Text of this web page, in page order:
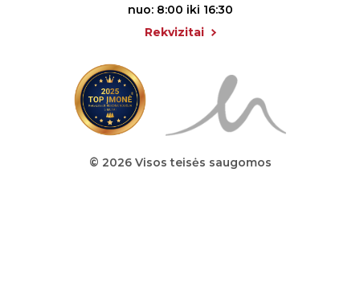
nuo: 8:00 iki 16:30
Rekvizitai
© 2026 Visos teisės saugomos